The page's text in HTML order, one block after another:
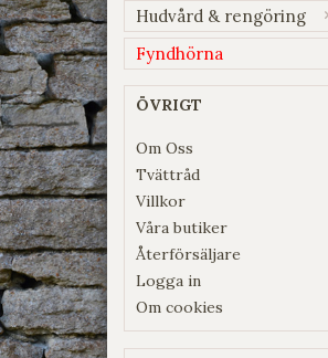
Hudvård & rengöring
Fyndhörna
ÖVRIGT
Om Oss
Tvättråd
Villkor
Våra butiker
Återförsäljare
Logga in
Om cookies